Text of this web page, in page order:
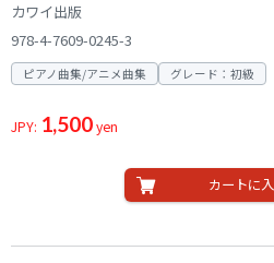
カワイ出版
978-4-7609-0245-3
ピアノ曲集/アニメ曲集 グレード：初級
JPY: 1,500yen
カートに